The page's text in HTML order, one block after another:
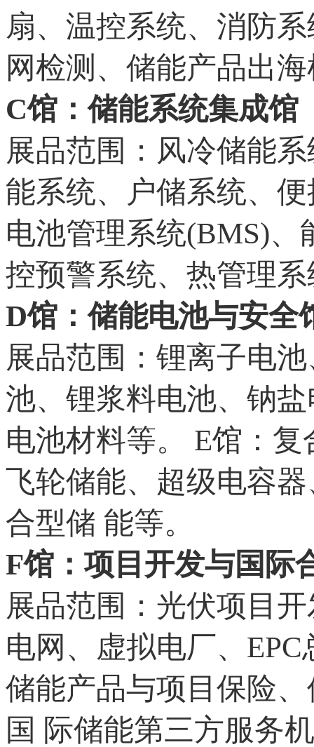
扇、温控系统、消防
网检测、储能产品出
C馆：储能系统集成馆
展品范围：风冷储能
能系统、户储系统、
电池管理系统(BMS)
控预警系统、热管理
D馆：储能电池与安全
展品范围：锂离子电
池、锂浆料电池、钠
电池材料等。 E馆：
飞轮储能、超级电容
合型储 能等。
F馆：项目开发与国际
展品范围：光伏项目
电网、虚拟电厂、
储能产品与项目保险
国 际储能第三方服务